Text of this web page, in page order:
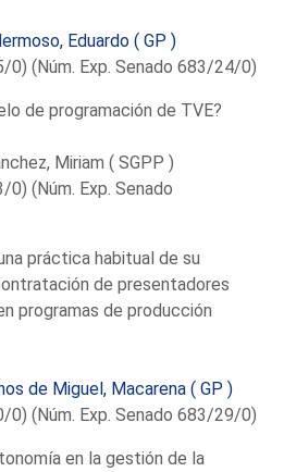
Eduardo ( GP )
0) (Núm. Exp. Senado 683/24/0)
de programación de TVE?
Miriam ( SGPP )
0) (Núm. Exp. Senado
práctica habitual de su
de presentadores
programas de producción
de Miguel, Macarena ( GP )
0) (Núm. Exp. Senado 683/29/0)
en la gestión de la